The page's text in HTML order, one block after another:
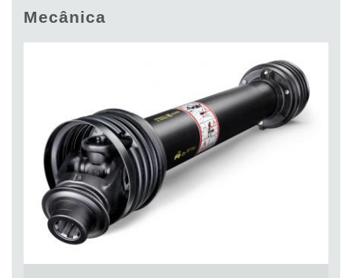
Bombas e motores de pistões axiais
Motores Orbitais produzidos para a Bondioli & Pavesi
Controlo
Blocos Hidráulicos Integrados
Válvulas de controle direcional
Válvulas de cartucho
Válvulas em linha
Servocomandos
Mecânica